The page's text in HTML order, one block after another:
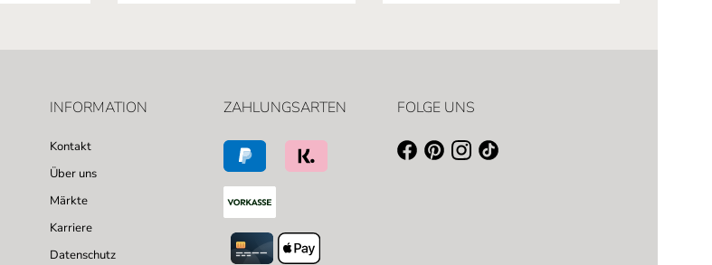
INFORMATION
Kontakt
Über uns
Märkte
Karriere
Datenschutz
ZAHLUNGSARTEN FOLGE UNS